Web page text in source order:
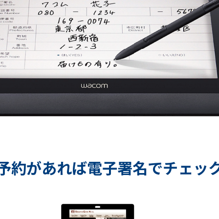
約があれば電子署名でチェッ